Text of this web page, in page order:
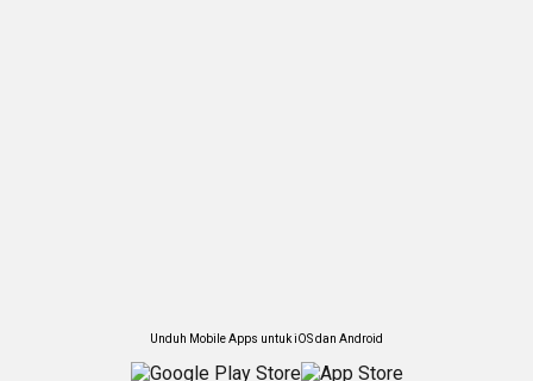
Unduh Mobile Apps untuk iOS dan Android